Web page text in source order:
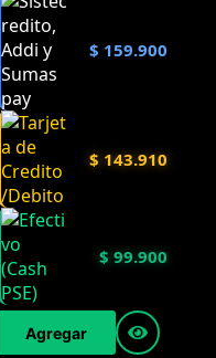
$ 159.900
$ 143.910
$ 99.900
Agregar